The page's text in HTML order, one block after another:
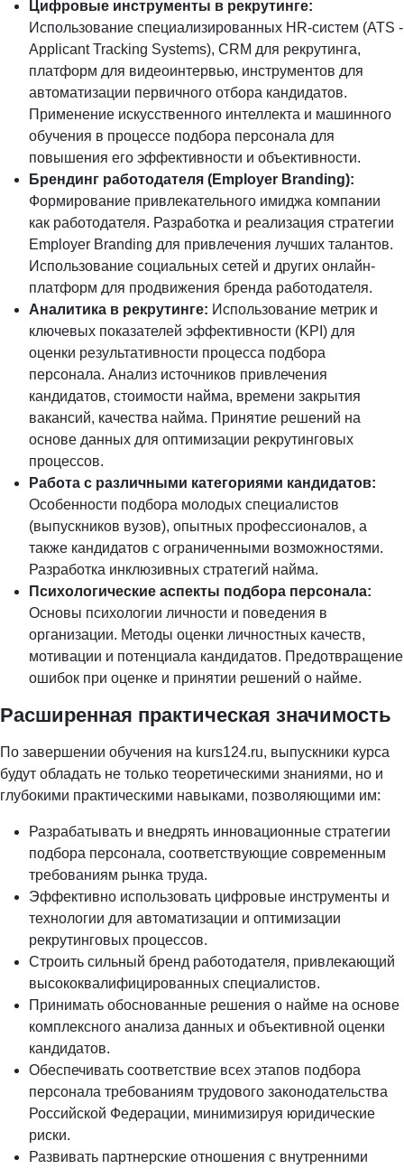
Цифровые инструменты в рекрутинге:
Использование специализированных HR-систем (ATS -
Applicant Tracking Systems), CRM для рекрутинга,
платформ для видеоинтервью, инструментов для
автоматизации первичного отбора кандидатов.
Применение искусственного интеллекта и машинного
обучения в процессе подбора персонала для
повышения его эффективности и объективности.
Брендинг работодателя (Employer Branding):
Формирование привлекательного имиджа компании
как работодателя. Разработка и реализация стратегии
Employer Branding для привлечения лучших талантов.
Использование социальных сетей и других онлайн-
платформ для продвижения бренда работодателя.
Аналитика в рекрутинге: Использование метрик и
ключевых показателей эффективности (KPI) для
оценки результативности процесса подбора
персонала. Анализ источников привлечения
кандидатов, стоимости найма, времени закрытия
вакансий, качества найма. Принятие решений на
основе данных для оптимизации рекрутинговых
процессов.
Работа с различными категориями кандидатов:
Особенности подбора молодых специалистов
(выпускников вузов), опытных профессионалов, а
также кандидатов с ограниченными возможностями.
Разработка инклюзивных стратегий найма.
Психологические аспекты подбора персонала:
Основы психологии личности и поведения в
организации. Методы оценки личностных качеств,
мотивации и потенциала кандидатов. Предотвращение
ошибок при оценке и принятии решений о найме.
Расширенная практическая значимость
По завершении обучения на kurs124.ru, выпускники курса
будут обладать не только теоретическими знаниями, но и
глубокими практическими навыками, позволяющими им:
Разрабатывать и внедрять инновационные стратегии
подбора персонала, соответствующие современным
требованиям рынка труда.
Эффективно использовать цифровые инструменты и
технологии для автоматизации и оптимизации
рекрутинговых процессов.
Строить сильный бренд работодателя, привлекающий
высококвалифицированных специалистов.
Принимать обоснованные решения о найме на основе
комплексного анализа данных и объективной оценки
кандидатов.
Обеспечивать соответствие всех этапов подбора
персонала требованиям трудового законодательства
Российской Федерации, минимизируя юридические
риски.
Развивать партнерские отношения с внутренними